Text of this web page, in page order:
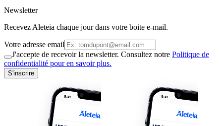
Newsletter
Recevez Aleteia chaque jour dans votre boite e-mail.
Votre adresse email
J'accepte de recevoir la newsletter. Consultez notre Politique de
confidentialité pour en savoir plus.
S'inscrire